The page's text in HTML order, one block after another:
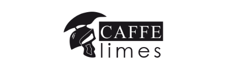
Zum Hauptinhalt springen